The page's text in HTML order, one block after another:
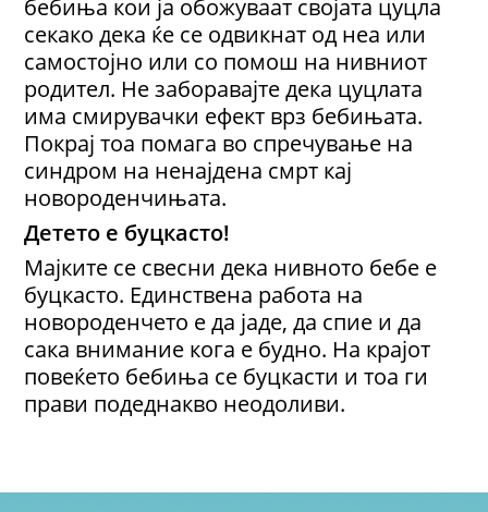
бебиња кои ја обожуваат својата цуцла
секако дека ќе се одвикнат од неа или
самостојно или со помош на нивниот
родител. Не заборавајте дека цуцлата
има смирувачки ефект врз бебињата.
Покрај тоа помага во спречување на
синдром на ненајдена смрт кај
новороденчињата.
Детето е буцкасто!
Мајките се свесни дека нивното бебе е
буцкасто. Единствeна работа на
новороденчето е да јаде, да спие и да
сака внимание кога е будно. На крајот
повеќето бебиња се буцкасти и тоа ги
прави подеднакво неодоливи.